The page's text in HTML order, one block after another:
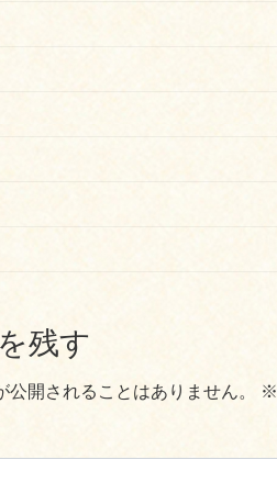
残す
公開されることはありません。 ※